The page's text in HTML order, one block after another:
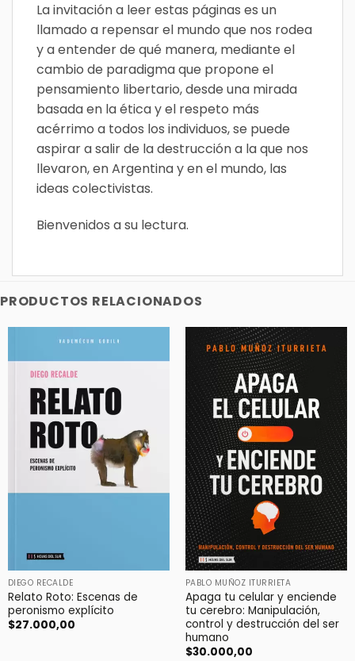
La invitación a leer estas páginas es un
llamado a repensar el mundo que nos rodea
y a entender de qué manera, mediante el
cambio de paradigma que propone el
pensamiento libertario, desde una mirada
basada en la ética y el respeto más
acérrimo a todos los individuos, se puede
aspirar a salir de la destrucción a la que nos
llevaron, en Argentina y en el mundo, las
ideas colectivistas.
Bienvenidos a su lectura.
PRODUCTOS RELACIONADOS
DIEGO RECALDE
Relato Roto: Escenas de
peronismo explícito
$27.000,00
PABLO MUÑOZ ITURRIETA
Apaga tu celular y enciende
tu cerebro: Manipulación,
control y destrucción del ser
humano
$30.000,00